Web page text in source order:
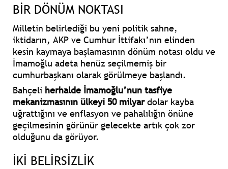
BİR DÖNÜM NOKTASI
Milletin belirlediği bu yeni politik sahne,
iktidarın, AKP ve Cumhur İttifakı’nın elinden
kesin kaymaya başlamasının dönüm notası oldu ve
İmamoğlu adeta henüz seçilmemiş bir
cumhurbaşkanı olarak görülmeye başlandı.
Bahçeli herhalde İmamoğlu’nun tasfiye
mekanizmasının ülkeyi 50 milyardolar kayba
uğrattığını ve enflasyon ve pahalılığın önüne
geçilmesinin görünür gelecekte artık çok zor
olduğunu da görüyor.
İKİ BELİRSİZLİK